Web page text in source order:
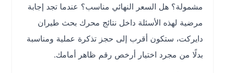
مشمولة؟ هل السعر النهائي مناسب؟ عندما تجد إجابة
مرضية لهذه الأسئلة داخل نتائج محرك بحث طيران
دايركت، ستكون أقرب إلى حجز تذكرة عملية ومناسبة
بدلًا من مجرد اختيار أرخص رقم ظاهر أمامك.